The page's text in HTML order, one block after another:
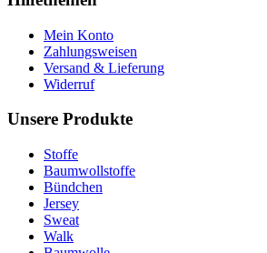
Mein Konto
Zahlungsweisen
Versand & Lieferung
Widerruf
Unsere Produkte
Stoffe
Baumwollstoffe
Bündchen
Jersey
Sweat
Walk